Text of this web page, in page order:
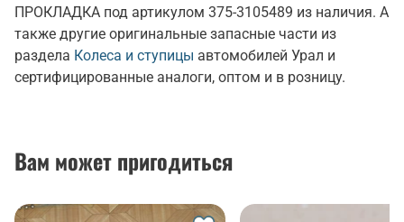
ПРОКЛАДКА под артикулом 375-3105489 из наличия. А
также другие оригинальные запасные части из
раздела Колеса и ступицы автомобилей Урал и
сертифицированные аналоги, оптом и в розницу.
Вам может пригодиться